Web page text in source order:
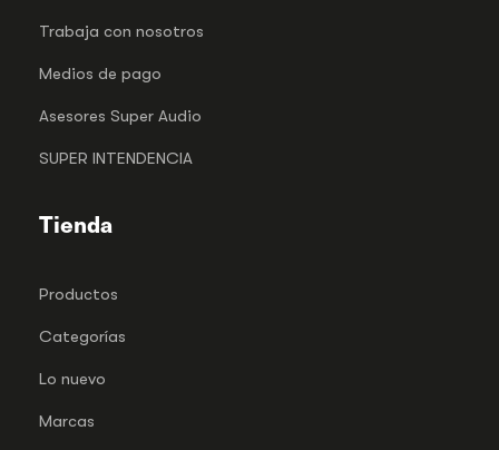
Trabaja con nosotros
Medios de pago
Asesores Super Audio
SUPER INTENDENCIA
Tienda
Productos
Categorías
Lo nuevo
Marcas